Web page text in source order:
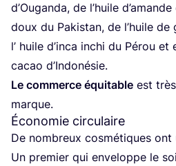
d’Ouganda, de l’huile
doux du Pakis­tan, de l’huile
l’ huile d’in­ca inchi du Pérou
cacao d’Indonésie.
Le com­merce équi­table est
marque.
Économie circulaire
De nom­breux cos­mé­tiques ont
Un pre­mier qui enve­loppe le